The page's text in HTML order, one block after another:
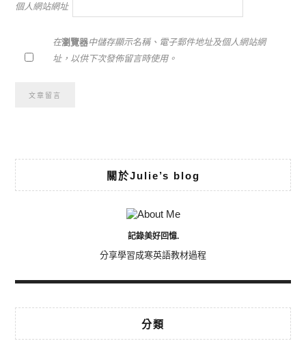
個人網站網址
在瀏覽器中儲存顯示名稱、電子郵件地址及個人網站網
址，以供下次發佈留言時使用。
關於Julie’s blog
記錄美好回憶.
分享學習成寒英語教材過程
分類